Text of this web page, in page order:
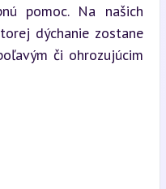
pomoc. Na našich
dýchanie zostane
či ohrozujúcim